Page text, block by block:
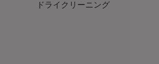
ドライクリーニング